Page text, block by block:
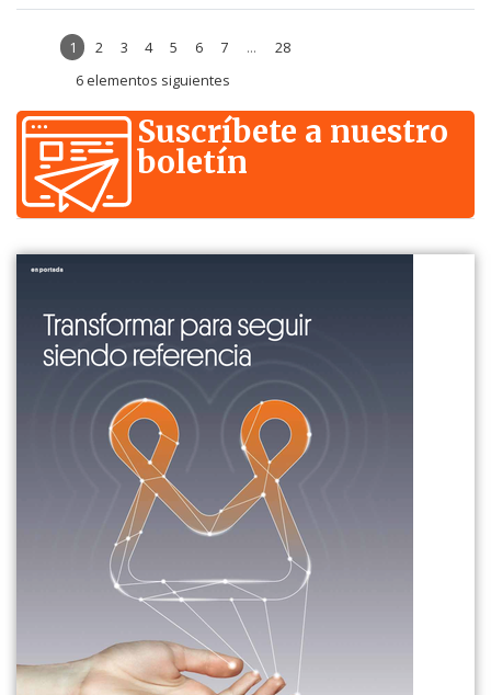
1 2 3 4 5 6 7 ...
28
6 elementos siguientes
Suscríbete a nuestro
boletín